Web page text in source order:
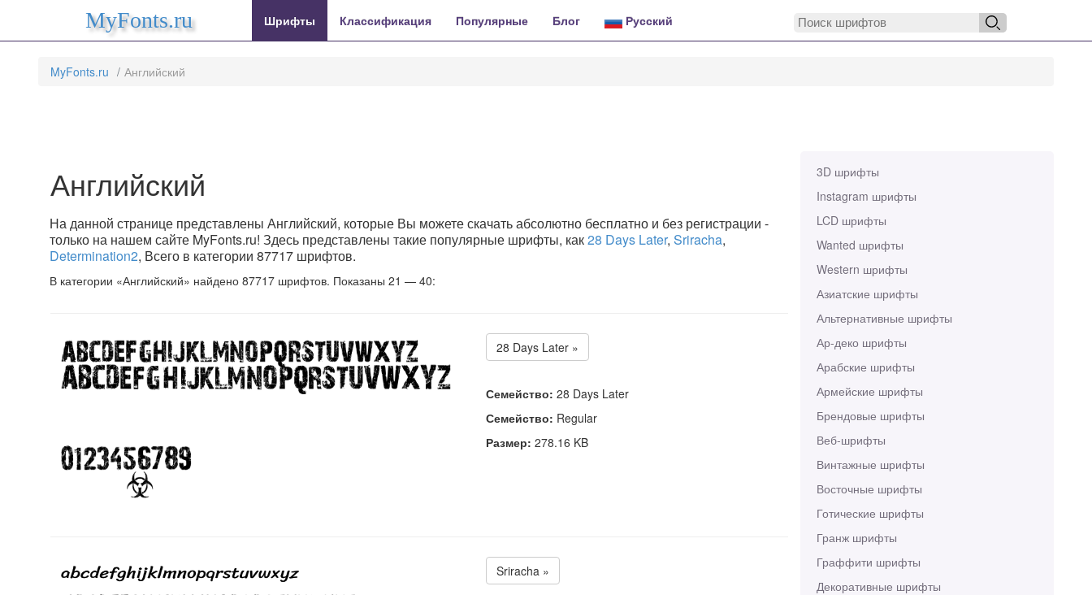
MyFonts.ru Шрифты Классификация Популярные Блог Русский
MyFonts.ru Английский
3D шрифты
Instagram шрифты
LCD шрифты
Wanted шрифты
Western шрифты
Азиатские шрифты
Альтернативные шрифты
Ар-деко шрифты
Арабские шрифты
Армейские шрифты
Брендовые шрифты
Веб-шрифты
Винтажные шрифты
Восточные шрифты
Готические шрифты
Гранж шрифты
Граффити шрифты
Декоративные шрифты
Английский
На данной странице представлены Английский, которые Вы можете скачать абсолютно бесплатно и без регистрации -
только на нашем сайте MyFonts.ru! Здесь представлены такие популярные шрифты, как28 Days Later, Sriracha,
Determination2, Всего в категории 87717 шрифтов.
В категории «Английский» найдено 87717 шрифтов. Показаны 21 — 40:
28 Days Later »
Семейство: 28 Days Later
Семейство: Regular
Размер: 278.16 KB
Sriracha »